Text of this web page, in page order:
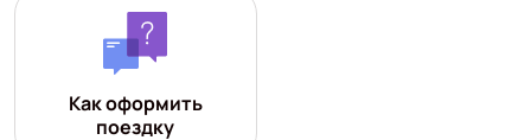
Как оформить
поездку